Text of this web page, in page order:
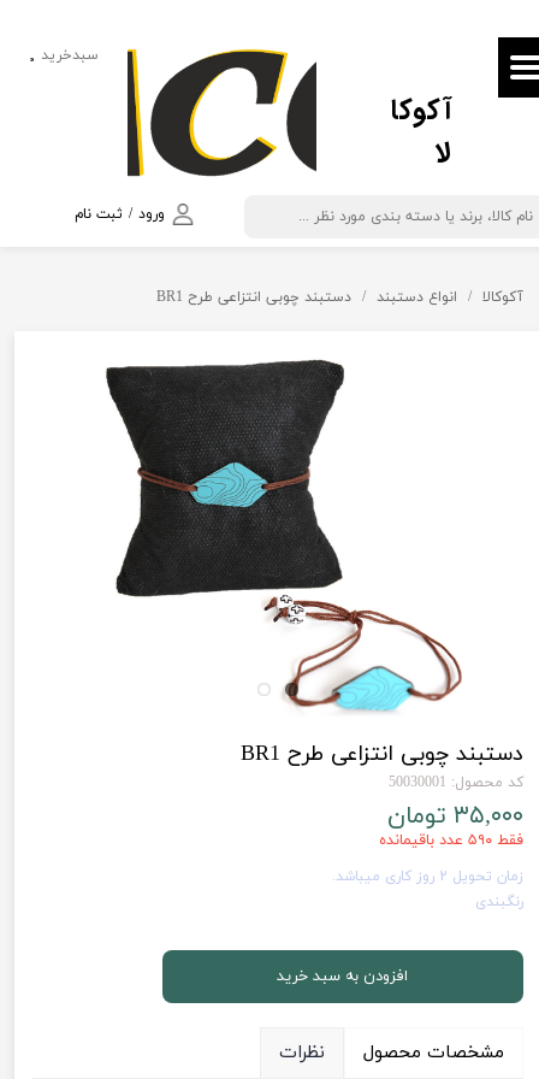
آکوکا
لا
ورود / ثبت نام
حساب کاربری من
تغییر گذر واژه
خروج از حساب کاربری
۰ سبدخرید
آکوکالا انواع دستبند دستبند چوبی انتزاعی طرح BR1
دستبند چوبی انتزاعی طرح BR1
کد محصول: 50030001
۳۵,۰۰۰ تومان
فقط ۵۹۰ عدد باقیمانده
زمان تحویل 2 روز کاری میباشد.
رنگبندی
افزودن به سبد خرید
مشخصات محصول نظرات